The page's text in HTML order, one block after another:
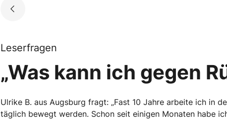
Leserfragen
„Was kann ich gegen
Ulrike B. aus Augsburg fragt: „Fast 10 Jahre arbeite ich in
täglich bewegt werden. Schon seit einigen Monaten habe